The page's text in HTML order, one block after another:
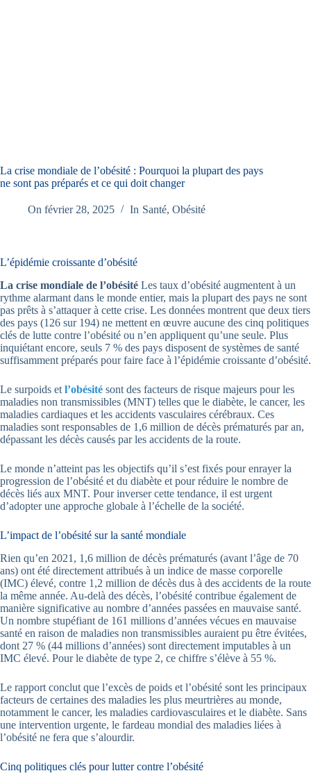
La crise mondiale de l’obésité : Pourquoi la plupart des pays
ne sont pas préparés et ce qui doit changer
On février 28, 2025 In Santé, Obésité
L’épidémie croissante d’obésité
La crise mondiale de l’obésité Les taux d’obésité augmentent à un
rythme alarmant dans le monde entier, mais la plupart des pays ne sont
pas prêts à s’attaquer à cette crise. Les données montrent que deux tiers
des pays (126 sur 194) ne mettent en œuvre aucune des cinq politiques
clés de lutte contre l’obésité ou n’en appliquent qu’une seule. Plus
inquiétant encore, seuls 7 % des pays disposent de systèmes de santé
suffisamment préparés pour faire face à l’épidémie croissante d’obésité.
Le surpoids et l’obésité sont des facteurs de risque majeurs pour les
maladies non transmissibles (MNT) telles que le diabète, le cancer, les
maladies cardiaques et les accidents vasculaires cérébraux. Ces
maladies sont responsables de 1,6 million de décès prématurés par an,
dépassant les décès causés par les accidents de la route.
Le monde n’atteint pas les objectifs qu’il s’est fixés pour enrayer la
progression de l’obésité et du diabète et pour réduire le nombre de
décès liés aux MNT. Pour inverser cette tendance, il est urgent
d’adopter une approche globale à l’échelle de la société.
L’impact de l’obésité sur la santé mondiale
Rien qu’en 2021, 1,6 million de décès prématurés (avant l’âge de 70
ans) ont été directement attribués à un indice de masse corporelle
(IMC) élevé, contre 1,2 million de décès dus à des accidents de la route
la même année. Au-delà des décès, l’obésité contribue également de
manière significative au nombre d’années passées en mauvaise santé.
Un nombre stupéfiant de 161 millions d’années vécues en mauvaise
santé en raison de maladies non transmissibles auraient pu être évitées,
dont 27 % (44 millions d’années) sont directement imputables à un
IMC élevé. Pour le diabète de type 2, ce chiffre s’élève à 55 %.
Le rapport conclut que l’excès de poids et l’obésité sont les principaux
facteurs de certaines des maladies les plus meurtrières au monde,
notamment le cancer, les maladies cardiovasculaires et le diabète. Sans
une intervention urgente, le fardeau mondial des maladies liées à
l’obésité ne fera que s’alourdir.
Cinq politiques clés pour lutter contre l’obésité